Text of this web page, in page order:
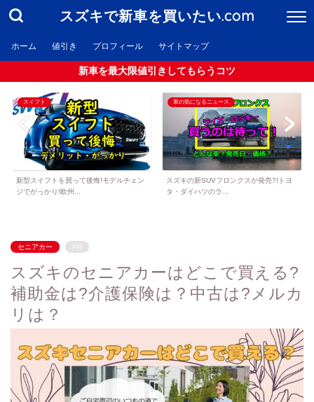
スズキで新車を買いたい.com
ホーム 値引き プロフィール サイトマップ
新車を最大限値引きしてもらうコツ
スイフト
新型スイフトを買って後悔!モデルチェン
ジでがっかり!欧州...
車の気になるニュース
スズキの新SUVフロンクスが発売?!トヨ
タ・ダイハツのラ...
セニアカー PR
スズキのセニアカーはどこで買える?
補助金は?介護保険は？中古は?メルカ
リは？